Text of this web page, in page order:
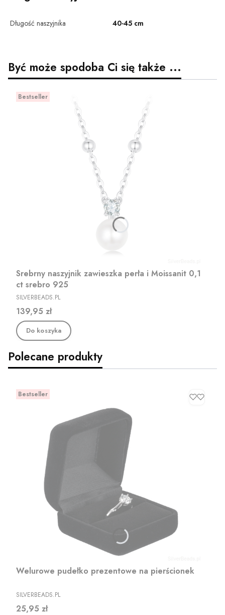
Długość naszyjnika 40-45 cm
Być może spodoba Ci się także ...
Bestseller
Srebrny naszyjnik zawieszka perła i Moissanit 0,1
ct srebro 925
PRODUCENT
SILVERBEADS.PL
Cena
139,95 zł
Do koszyka
Polecane produkty
Bestseller
Welurowe pudełko prezentowe na pierścionek
PRODUCENT
SILVERBEADS.PL
Cena
25,95 zł